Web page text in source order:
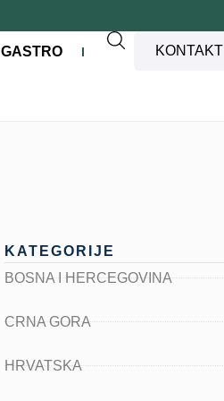
GASTRO KONTAKT
KATEGORIJE
BOSNA I HERCEGOVINA
CRNA GORA
HRVATSKA